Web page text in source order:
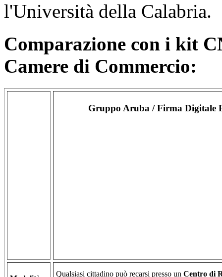
l'Università della Calabria.
Comparazione con i kit
Camere di Commercio:
Gruppo Aruba / Firma Digitale
Qualsiasi cittadino può recarsi presso un Centro di